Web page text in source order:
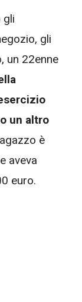
gli
gli
un 22enne
un altro
è
aveva
euro.